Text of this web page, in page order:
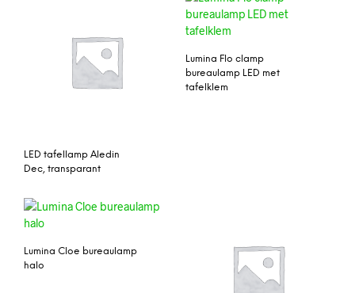
LED tafellamp Aledin
Dec, transparant
Lumina Flo clamp
bureaulamp LED met
tafelklem
Lumina Cloe bureaulamp
halo